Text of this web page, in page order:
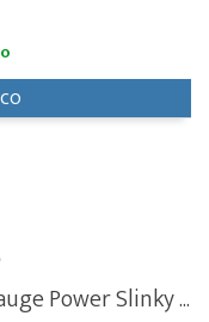
Power Slinky ...